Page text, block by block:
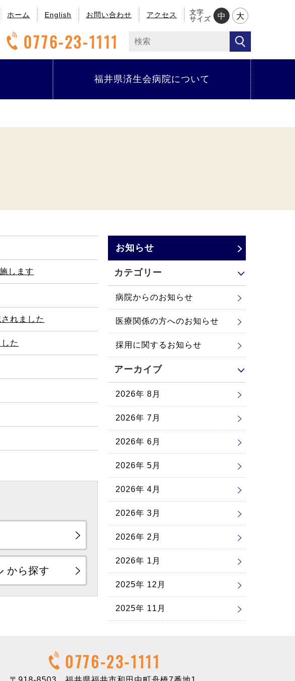
ホーム English お問い合わせ アクセス
文字
サイズ
中 大
0776-23-1111
福井県済生会病院について
します
れました
た
から探す
お知らせ
カテゴリー
病院からのお知らせ
医療関係の方へのお知らせ
採用に関するお知らせ
アーカイブ
2026年 8月
2026年 7月
2026年 6月
2026年 5月
2026年 4月
2026年 3月
2026年 2月
2026年 1月
2025年 12月
2025年 11月
0776-23-1111